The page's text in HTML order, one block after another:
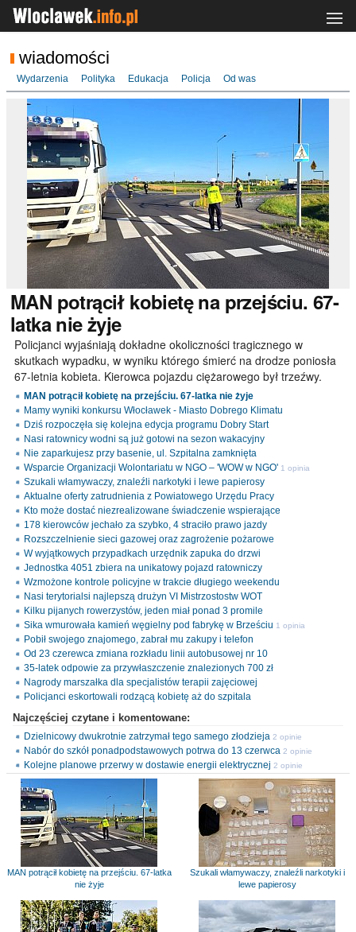
wiadomości
Wydarzenia Polityka Edukacja Policja Od was
MAN potrącił kobietę na przejściu. 67-
latka nie żyje
Policjanci wyjaśniają dokładne okoliczności tragicznego w
skutkach wypadku, w wyniku którego śmierć na drodze poniosła
67-letnia kobieta. Kierowca pojazdu ciężarowego był trzeźwy.
MAN potrącił kobietę na przejściu. 67-latka nie żyje
Mamy wyniki konkursu Włocławek - Miasto Dobrego Klimatu
Dziś rozpoczęła się kolejna edycja programu Dobry Start
Nasi ratownicy wodni są już gotowi na sezon wakacyjny
Nie zaparkujesz przy basenie, ul. Szpitalna zamknięta
Wsparcie Organizacji Wolontariatu w NGO – 'WOW w NGO' 1 opinia
Szukali włamywaczy, znaleźli narkotyki i lewe papierosy
Aktualne oferty zatrudnienia z Powiatowego Urzędu Pracy
Kto może dostać niezrealizowane świadczenie wspierające
178 kierowców jechało za szybko, 4 straciło prawo jazdy
Rozszczelnienie sieci gazowej oraz zagrożenie pożarowe
W wyjątkowych przypadkach urzędnik zapuka do drzwi
Jednostka 4051 zbiera na unikatowy pojazd ratowniczy
Wzmożone kontrole policyjne w trakcie długiego weekendu
Nasi terytorialsi najlepszą drużyn VI Mistrzostostw WOT
Kilku pijanych rowerzystów, jeden miał ponad 3 promile
Sika wmurowała kamień węgielny pod fabrykę w Brześciu 1 opinia
Pobił swojego znajomego, zabrał mu zakupy i telefon
Od 23 czerewca zmiana rozkładu linii autobusowej nr 10
35-latek odpowie za przywłaszczenie znalezionych 700 zł
Nagrody marszałka dla specjalistów terapii zajęciowej
Policjanci eskortowali rodzącą kobietę aż do szpitala
Najczęściej czytane i komentowane:
Dzielnicowy dwukrotnie zatrzymał tego samego złodzieja 2 opinie
Nabór do szkół ponadpodstawowych potrwa do 13 czerwca 2 opinie
Kolejne planowe przerwy w dostawie energii elektrycznej 2 opinie
MAN potrącił kobietę na przejściu. 67-latka
nie żyje
Szukali włamywaczy, znaleźli narkotyki i
lewe papierosy